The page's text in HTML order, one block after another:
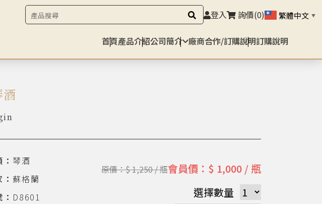
登入 詢價(0) 繁體中文 ▼
首頁產品介紹公司簡介 廠商合作/訂購說明訂購說明
琴酒
蘇格蘭
D8601
原價：$ 1,250 / 瓶會員價：$ 1,000 / 瓶
選擇數量